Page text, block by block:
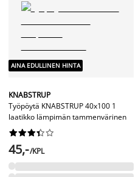
AINA EDULLINEN HINTA
KNABSTRUP
Työpöytä KNABSTRUP 40x100 1
laatikko lämpimän tammenvärinen






45,-/KPL